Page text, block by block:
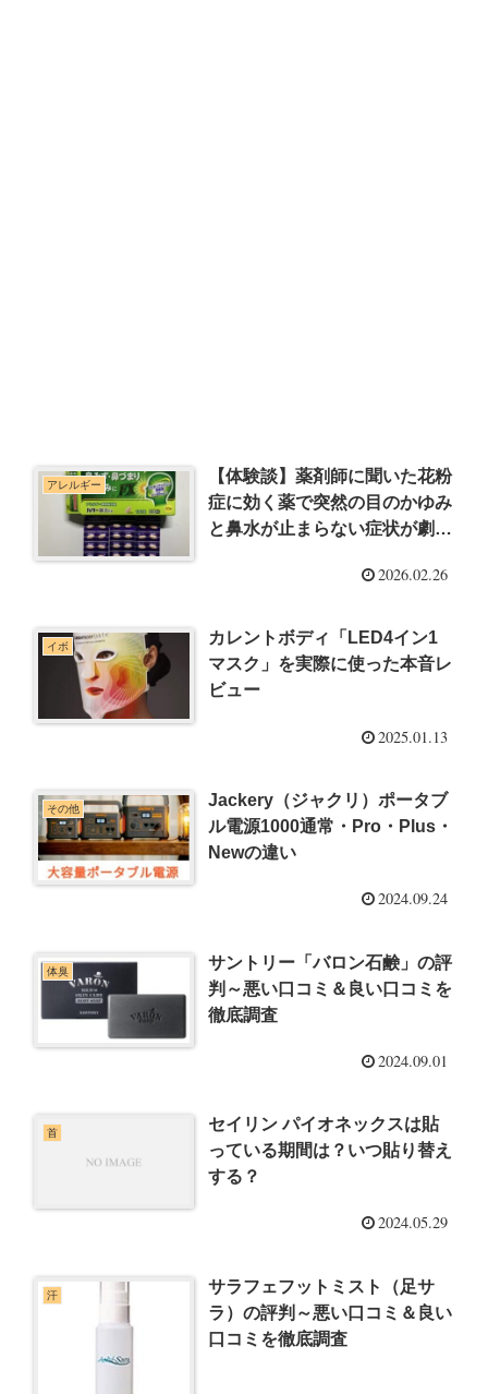
アレルギー
【体験談】薬剤師に聞いた花粉
症に効く薬で突然の目のかゆみ
と鼻水が止まらない症状が劇的
2026.02.26
イボ
カレントボディ「LED4イン1
マスク」を実際に使った本音レ
ビュー
2025.01.13
その他
Jackery（ジャクリ）ポータブ
ル電源1000通常・Pro・Plus・
Newの違い
2024.09.24
体臭
サントリー「バロン石鹸」の評
判～悪い口コミ＆良い口コミを
徹底調査
2024.09.01
首
セイリン パイオネックスは貼
っている期間は？いつ貼り替え
する？
2024.05.29
汗
サラフェフットミスト（足サ
ラ）の評判～悪い口コミ＆良い
口コミを徹底調査